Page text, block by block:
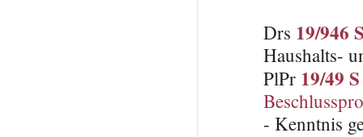
Drs 19/946
Haushalts-
PlPr 19/49 S
- Kenntnis